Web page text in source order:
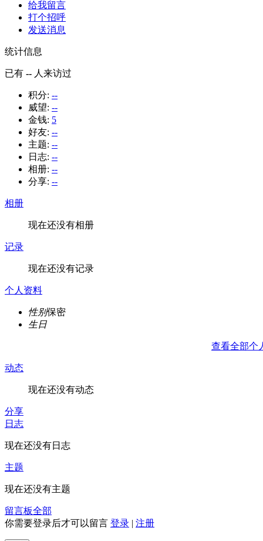
给我留言
打个招呼
发送消息
统计信息
已有 -- 人来访过
积分: --
威望: --
金钱: 5
好友: --
主题: --
日志: --
相册: --
分享: --
相册
现在还没有相册
记录
现在还没有记录
个人资料
性别保密
生日
查看全部个
动态
现在还没有动态
分享
日志
现在还没有日志
主题
现在还没有主题
留言板全部
你需要登录后才可以留言 登录 | 注册